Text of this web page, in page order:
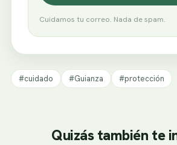
Cuidamos tu correo. Nada de spam.
#cuidado #Guianza #protección
Quizás también te